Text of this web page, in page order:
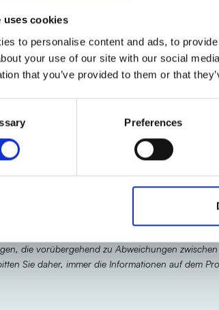
uses cookies
to personalise content and ads, to
your use of our site with our social
that you’ve provided to them or that
Preferences
Creme erhalten, die Sie für
und schneiden Sie viele
aus legen Sie eine großzügige
es gut mit Hilfe eines Messers.
die vorübergehend zu Abweichungen
Sie daher, immer die Informationen auf dem